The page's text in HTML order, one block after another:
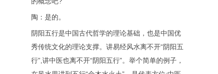
陶：是的。
阴阳五行是中国古代哲学的理论基础，也是中国优
秀传统文化的理论支撑。讲易经风水离不开“阴阳五
行”,讲中医也离不开“阴阳五行”。举个简单的例子，